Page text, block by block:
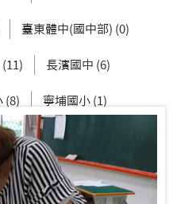
臺東體中(國中部) (0)
長濱國中 (6)
(8) 寧埔國小 (1)
中學(高中部) (0)